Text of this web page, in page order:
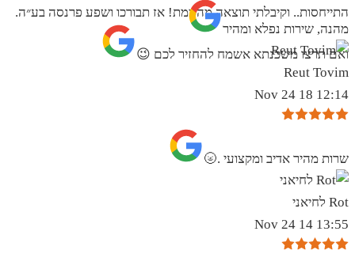
התייחסות.. וקיבלתי תוצאה מהממת! אז תבורכו ושפע פרנסה בע״ה.
ואם תרצו משכנתא אשמח להחזיר לכם 😉
מהנה, שירות נפלא ומהיר
Reut Tovim
12:14 18 Nov 24
שרות מהיר אדיב ומקצועי .🌝
Rot לחיאני
13:55 14 Nov 24